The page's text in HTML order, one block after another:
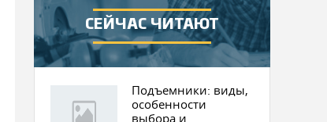
СЕЙЧАС ЧИТАЮТ
Подъемники: виды,
особенности
выбора и